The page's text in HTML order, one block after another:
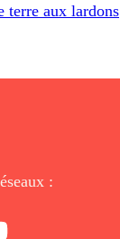
terre aux lardons
: